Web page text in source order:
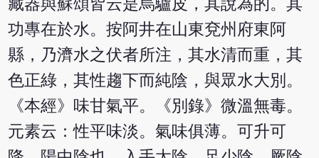
藏器與蘇頌皆云是烏驢皮，其說為的。其
功專在於水。按阿井在山東兗州府東阿
縣，乃濟水之伏者所注，其水清而重，其
色正綠，其性趨下而純陰，與眾水大別。
《本經》味甘氣平。《別錄》微溫無毒。
元素云：性平味淡。氣味俱薄。可升可